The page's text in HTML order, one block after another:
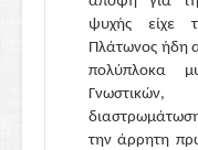
ψυχής είχε
Πλάτωνος ήδη
πολύπλοκα
την άρρητη